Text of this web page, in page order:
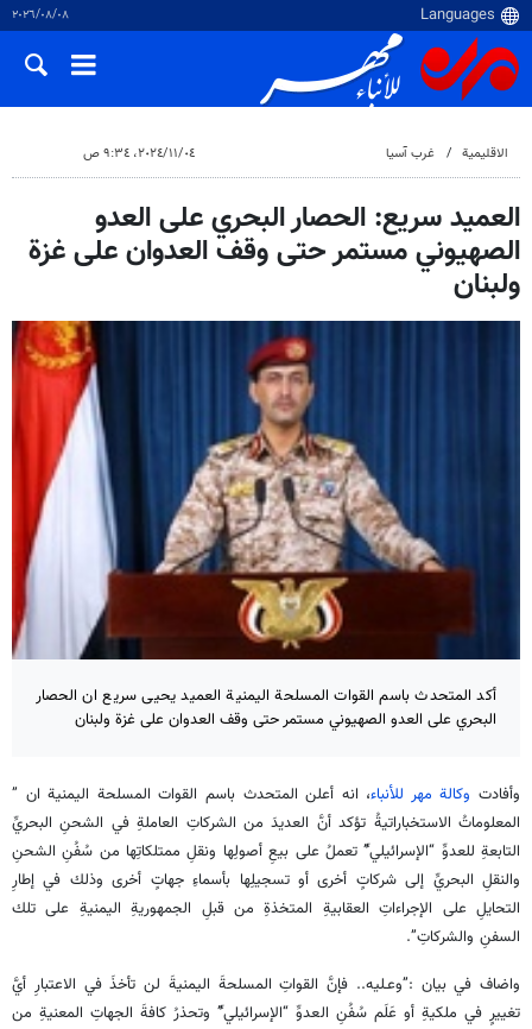
٠٨‏/٠٨‏/٢٠٢٦
الاقلیمیة غرب آسیا ٠٤‏/١١‏/٢٠٢٤، ٩:٣٤ ص
العميد سريع: الحصار البحري على العدو
الصهيوني مستمر حتى وقف العدوان على غزة
ولبنان
أكد المتحدث باسم القوات المسلحة اليمنية العميد يحيى سريع ان الحصار
البحري على العدو الصهيوني مستمر حتى وقف العدوان على غزة ولبنان
وأفادت وكالة مهر للأنباء، انه أعلن المتحدث باسم القوات المسلحة اليمنية ان ”
المعلوماتُ الاستخباراتيةُ تؤكد أنَّ العديدَ من الشركاتِ العاملةِ في الشحنِ البحريِّ
التابعةِ للعدوِّ “الإسرائيلي”ِّ تعملُ على بيعِ أصولِها ونقلِ ممتلكاتِها من سُفُنِ الشحنِ
والنقلِ البحريِّ إلى شركاتٍ أخرى أو تسجيلِها بأسماءِ جهاتٍ أخرى وذلك في إطارِ
التحايلِ على الإجراءاتِ العقابيةِ المتخذةِ من قبلِ الجمهوريةِ اليمنيةِ على تلك
السفنِ والشركاتِ”.
واضاف في بيان :”وعـليه.. فإنَّ القواتِ المسلحةَ اليمنيةَ لن تأخذَ في الاعتبارِ أيَّ
تغييرٍ في ملكيةِ أو عَلَم سُفُنِ العدوِّ “الإسرائيلي”ِّ وتحذرُ كافةَ الجهاتِ المعنيةِ من